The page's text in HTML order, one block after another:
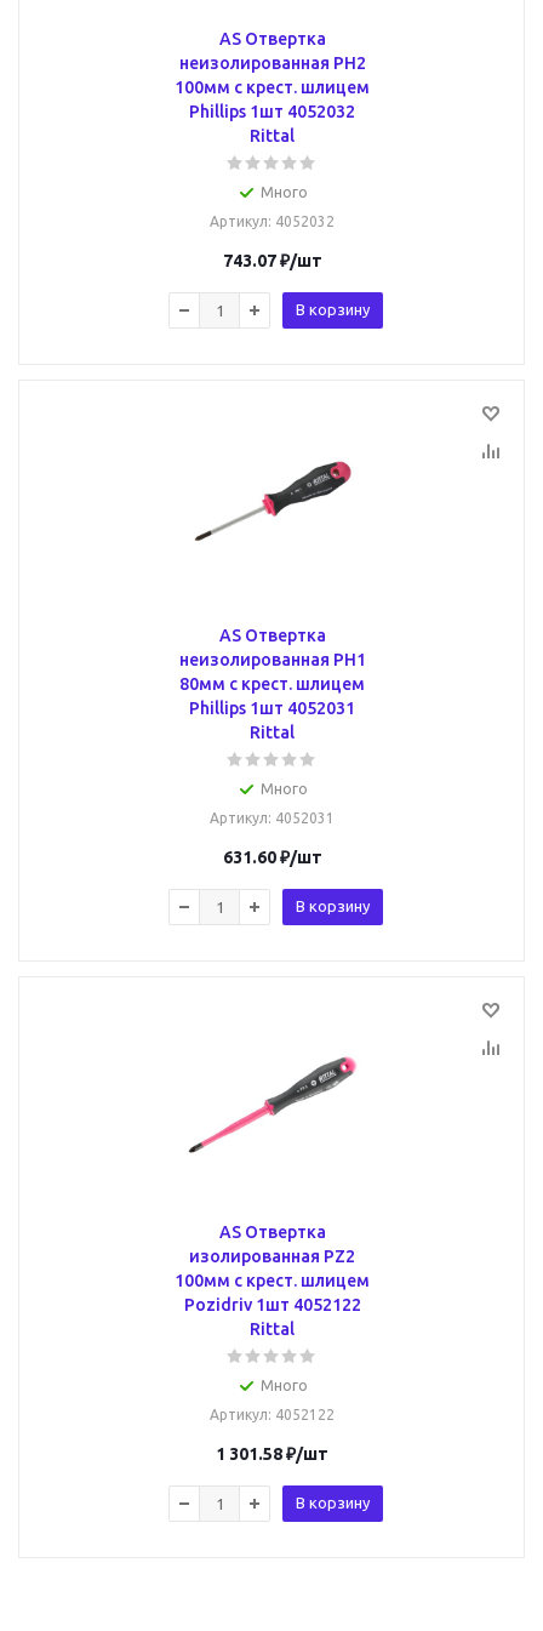
AS Отвертка
неизолированная PH2
100мм с крест. шлицем
Phillips 1шт 4052032
Rittal
Много
Артикул: 4052032
743.07₽/шт
В корзину
AS Отвертка
неизолированная PH1
80мм с крест. шлицем
Phillips 1шт 4052031
Rittal
Много
Артикул: 4052031
631.60₽/шт
В корзину
AS Отвертка
изолированная PZ2
100мм с крест. шлицем
Pozidriv 1шт 4052122
Rittal
Много
Артикул: 4052122
1 301.58₽/шт
В корзину